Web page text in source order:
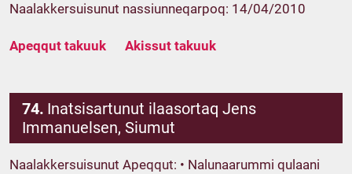
Naalakkersuisunut nassiunneqarpoq: 14/04/2010
Apeqqut takuuk Akissut takuuk
74. Inatsisartunut ilaasortaq Jens
Immanuelsen, Siumut
Naalakkersuisunut Apeqqut: • Nalunaarummi qulaani